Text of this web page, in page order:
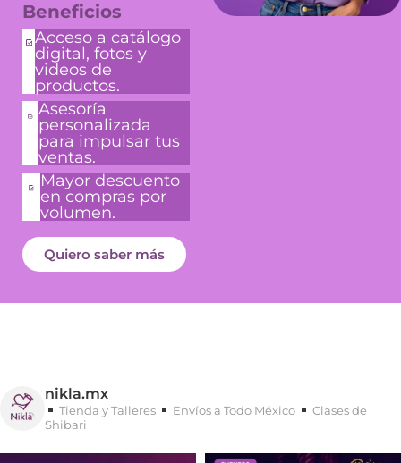
Beneficios
Acceso a catálogo
digital, fotos y
videos de
productos.
Asesoría
personalizada
para impulsar tus
ventas.
Mayor descuento
en compras por
volumen.
Quiero saber más
nikla.mx
Tienda y Talleres Envíos a Todo México
Clases de
Shibari